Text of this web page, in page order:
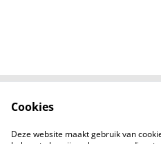
Privacybeleid
Cookies
Deze website maakt gebruik van